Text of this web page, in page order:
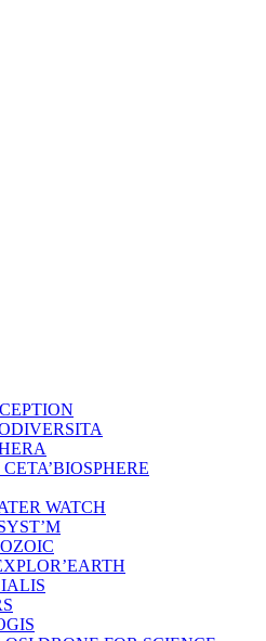
CETA’BIOSPHERE
WATCH